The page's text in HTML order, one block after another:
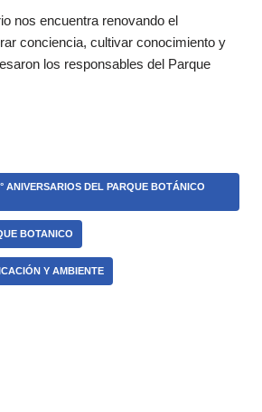
nos encuentra renovando el
conciencia, cultivar conocimiento y
los responsables del Parque
ANIVERSARIOS DEL PARQUE BOTÁNICO
BOTANICO
Y AMBIENTE